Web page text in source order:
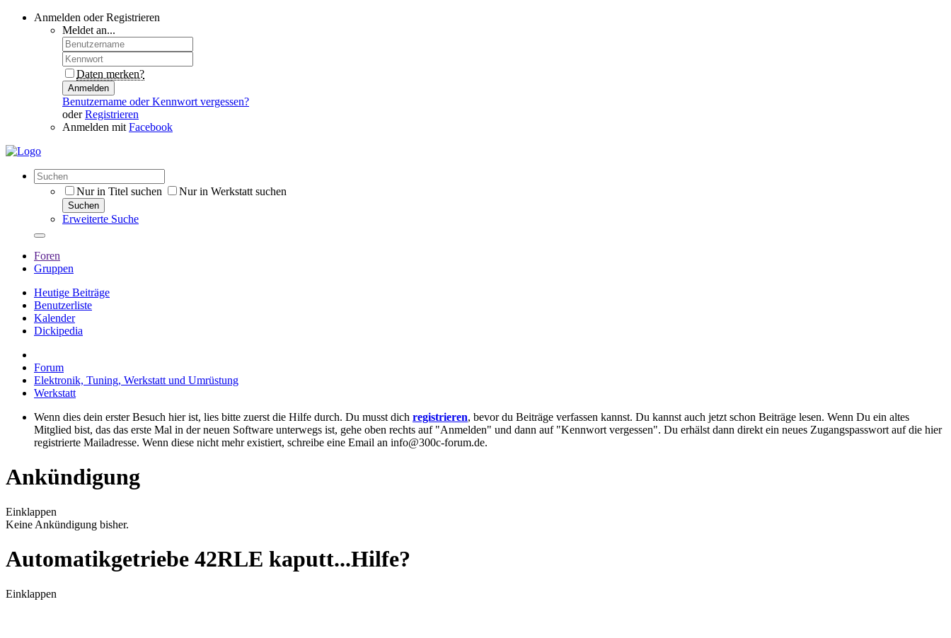
Anmelden oder Registrieren
Meldet an...
Daten merken?
Anmelden
Benutzername oder Kennwort vergessen?
oderRegistrieren
Anmelden mit Facebook
Nur in Titel suchen Nur in Werkstatt suchen
Suchen
Erweiterte Suche
Foren
Gruppen
Heutige Beiträge
Benutzerliste
Kalender
Dickipedia
Forum
Elektronik, Tuning, Werkstatt und Umrüstung
Werkstatt
Wenn dies dein erster Besuch hier ist, lies bitte zuerst die Hilfe durch. Du musst dich registrieren, bevor du Beiträge verfassen kannst. Du kannst auch jetzt schon Beiträge lesen. Wenn Du ein altes
Mitglied bist, das das erste Mal in der neuen Software unterwegs ist, gehe oben rechts auf "Anmelden" und dann auf "Kennwort vergessen". Du erhälst dann direkt ein neues Zugangspasswort auf die hier
registrierte Mailadresse. Wenn diese nicht mehr existiert, schreibe eine Email an info@300c-forum.de.
Ankündigung
Einklappen
Keine Ankündigung bisher.
Automatikgetriebe 42RLE kaputt...Hilfe?
Einklappen